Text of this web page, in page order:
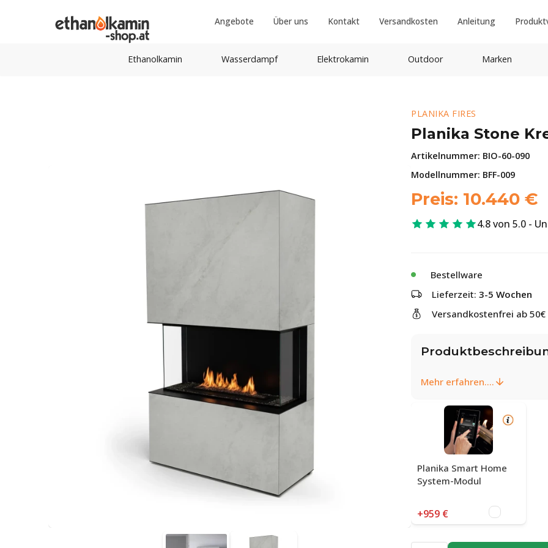
Angebote Über uns Kontakt Versandkosten Anleitung
Ethanolkamin Wasserdampf Elektrokamin Outdoor Marken
PLANIKA FIRES
Planika Stone
Artikelnummer: BIO-60-090
Modellnummer: BFF-009
Preis: 10.440 €
4.8 von 5.0 -
Bestellware
Lieferzeit: 3-5 Wochen
Versandkostenfrei ab 50€
Mehr erfahren....
Planika Smart Home
System-Modul
+959 €